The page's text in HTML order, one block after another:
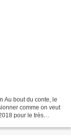
Au bout du conte, le
comme on veut
pour le très